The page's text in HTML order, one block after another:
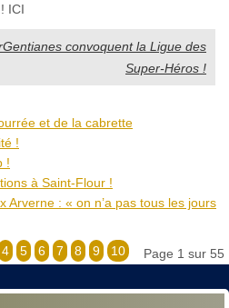
ICI
convoquent la Ligue des
Super-Héros !
et de la cabrette
!
!
à Saint-Flour !
Arverne : « on n’a pas tous les jours
Page 1 sur 55
4 5 6 7 8 9
10